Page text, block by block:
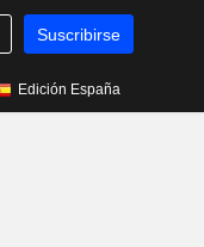
Suscribirse
Edición España